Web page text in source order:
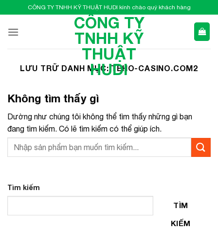
qua
nội
CÔNG TY TNHH KỸ THUẬT HUDI kính chào quý khách hàng
CÔNG TY
TNHH KỸ
THUẬT
HUDI
LƯU TRỮ DANH MỤC: TEHO-CASINO.COM2
Không tìm thấy gì
Dường như chúng tôi không thể tìm thấy những gì bạn
đang tìm kiếm. Có lẽ tìm kiếm có thể giúp ích.
Tìm kiếm
TÌM
KIẾM